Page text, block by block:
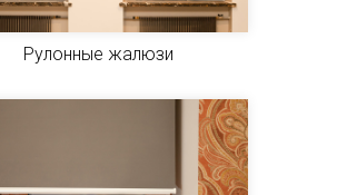
Рулонные жалюзи